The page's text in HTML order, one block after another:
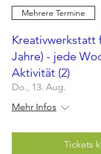
Mehrere Termine
Kreativwerkstatt
Jahre) - jede
Aktivität (2)
Do., 13. Aug.
Mehr Infos
Tickets